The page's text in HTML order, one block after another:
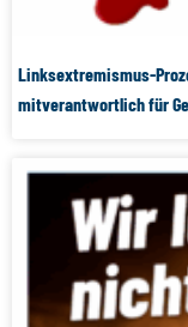
Linksextremismus-
mitverantwortlich für